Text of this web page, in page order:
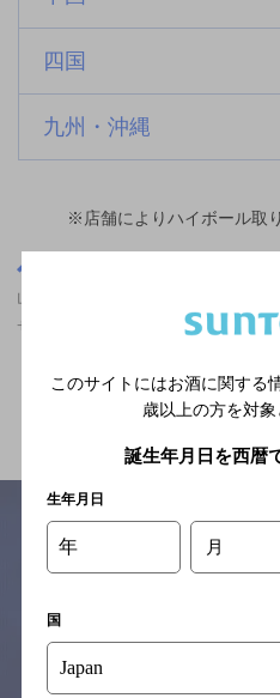
四国
九州・沖縄
※店舗によりハイボール取
山口県,居酒屋,ザ・プレミアム・
サービスあり,飲み放題ありの神泡
関連ペ
※それぞれのお店のメニューや営業
予告なしに変更され
念のためお店にご確認の上ご来店
このサイトにはお酒に関する
歳以上の方を対象
誕生年月日を西暦
生年月日
年 月
国